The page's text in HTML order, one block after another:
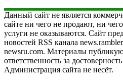
Данный сайт не является
сайте ни чего не продают, ни
услуги не оказываются. Сайт
новостей RSS канала
newsru.com. Материалы
ответственность за
Администрация сайта не несёт.